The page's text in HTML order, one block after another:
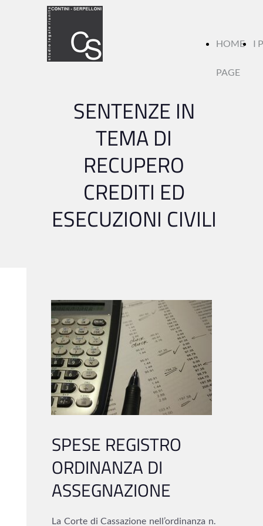
HOME
PAGE
I
SENTENZE IN
TEMA DI
RECUPERO
CREDITI ED
ESECUZIONI CIVILI
SPESE REGISTRO
ORDINANZA DI
ASSEGNAZIONE
La Corte di Cassazione nell’ordinanza n.